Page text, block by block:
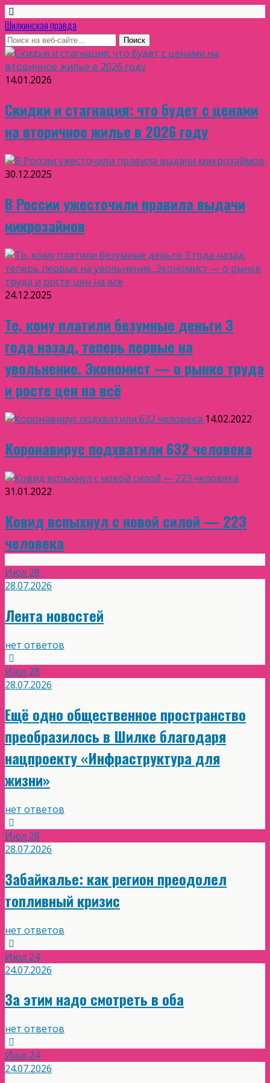
Шилкинская правда
14.01.2026
Скидки и стагнация: что будет с ценами
на вторичное жилье в 2026 году
30.12.2025
В России ужесточили правила выдачи
микрозаймов
24.12.2025
Те, кому платили безумные деньги 3
года назад, теперь первые на
увольнение. Экономист — о рынке труда
и росте цен на всё
14.02.2022
Коронавирус подхватили 632 человека
31.01.2022
Ковид вспыхнул с новой силой — 223
человека
Июл 28
28.07.2026
Лента новостей
нет ответов
Июл 28
28.07.2026
Ещё одно общественное пространство
преобразилось в Шилке благодаря
нацпроекту «Инфраструктура для
жизни»
нет ответов
Июл 28
28.07.2026
Забайкалье: как регион преодолел
топливный кризис
нет ответов
Июл 24
24.07.2026
За этим надо смотреть в оба
нет ответов
Июл 24
24.07.2026